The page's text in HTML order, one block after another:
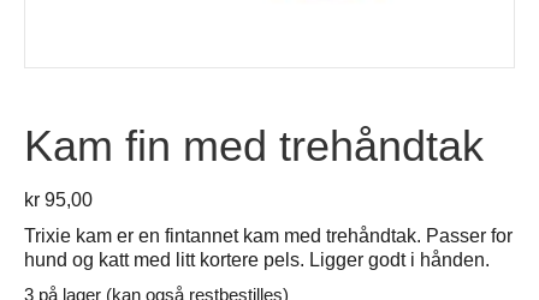
Kam fin med trehåndtak
kr 95,00
Trixie kam er en fintannet kam med trehåndtak. Passer for
hund og katt med litt kortere pels. Ligger godt i hånden.
3 på lager (kan også restbestilles)